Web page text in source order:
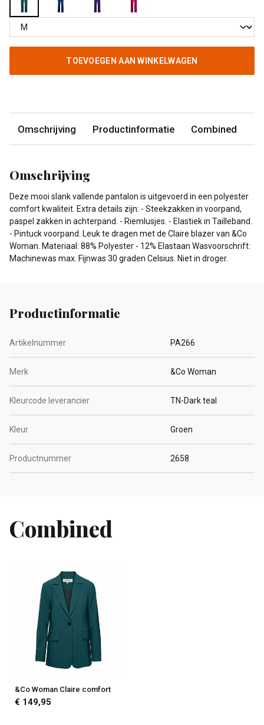
TOEVOEGEN AAN WINKELWAGEN
Omschrijving Productinformatie Combined
Omschrijving
Deze mooi slank vallende pantalon is uitgevoerd in een polyester
comfort kwaliteit. Extra details zijn: - Steekzakken in voorpand,
paspel zakken in achterpand. - Riemlusjes. - Elastiek in Tailleband.
- Pintuck voorpand. Leuk te dragen met de Claire blazer van &Co
Woman. Materiaal: 88% Polyester - 12% Elastaan Wasvoorschrift:
Machinewas max. Fijnwas 30 graden Celsius. Niet in droger.
Productinformatie
Artikelnummer PA266
Merk &Co Woman
Kleurcode leverancier TN-Dark teal
Kleur Groen
Productnummer 2658
Combined
&Co Woman Claire comfort
€ 149,95